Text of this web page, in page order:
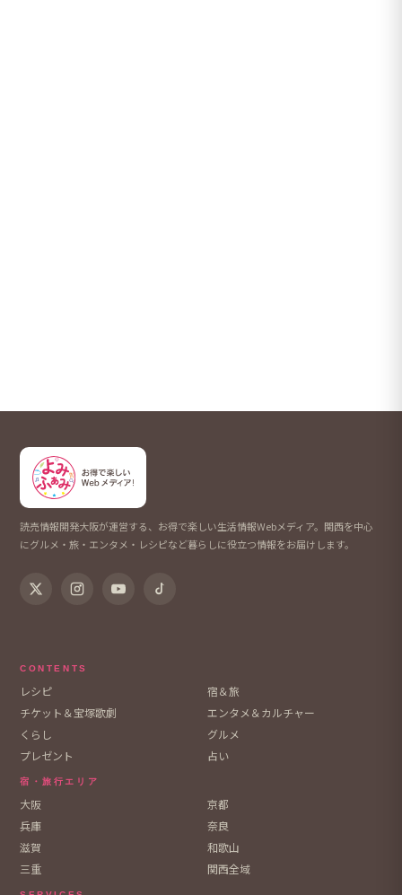
読売情報開発大阪が運営する、お得で楽しい生活情報Webメディア。関西を中心
にグルメ・旅・エンタメ・レシピなど暮らしに役立つ情報をお届けします。
CONTENTS
レシピ
宿＆旅
チケット＆宝塚歌劇
エンタメ＆カルチャー
くらし
グルメ
プレゼント
占い
宿・旅行エリア
大阪
京都
兵庫
奈良
滋賀
和歌山
三重
関西全域